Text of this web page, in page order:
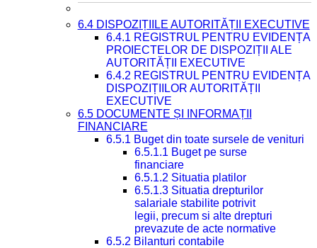
6.4 DISPOZIȚIILE AUTORITĂȚII EXECUTIVE
6.4.1 REGISTRUL PENTRU EVIDENȚA
PROIECTELOR DE DISPOZIȚII ALE
AUTORITĂȚII EXECUTIVE
6.4.2 REGISTRUL PENTRU EVIDENȚA
DISPOZIȚIILOR AUTORITĂȚII
EXECUTIVE
6.5 DOCUMENTE ȘI INFORMAȚII
FINANCIARE
6.5.1 Buget din toate sursele de venituri
6.5.1.1 Buget pe surse
financiare
6.5.1.2 Situatia platilor
6.5.1.3 Situatia drepturilor
salariale stabilite potrivit
legii, precum si alte drepturi
prevazute de acte normative
6.5.2 Bilanturi contabile